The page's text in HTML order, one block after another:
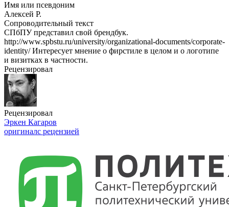
Имя или псевдоним
Алексей Р.
Сопроводительный текст
СПбПУ представил свой брендбук.
http://www.spbstu.ru/university/organizational-documents/corporate-
identity/ Интересует мнение о фирстиле в целом и о логотипе
и визитках в частности.
Рецензировал
Рецензировал
Эркен Кагаров
оригиналс рецензией